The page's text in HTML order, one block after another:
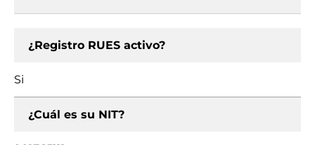
¿Registro RUES activo?
Si
¿Cuál es su NIT?